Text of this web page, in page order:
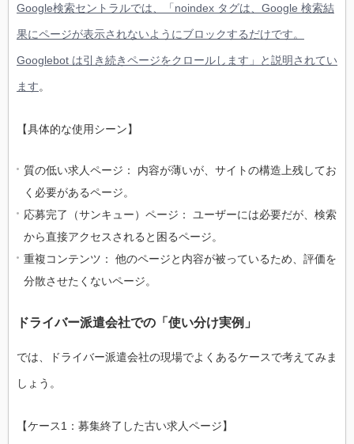
Google検索セントラルでは、「noindex タグは、Google 検索結
果にページが表示されないようにブロックするだけです。
Googlebot は引き続きページをクロールします」と説明されてい
ます。
【具体的な使用シーン】
質の低い求人ページ： 内容が薄いが、サイトの構造上残してお
く必要があるページ。
応募完了（サンキュー）ページ： ユーザーには必要だが、検索
から直接アクセスされると困るページ。
重複コンテンツ： 他のページと内容が被っているため、評価を
分散させたくないページ。
ドライバー派遣会社での「使い分け実例」
では、ドライバー派遣会社の現場でよくあるケースで考えてみま
しょう。
【ケース1：募集終了した古い求人ページ】